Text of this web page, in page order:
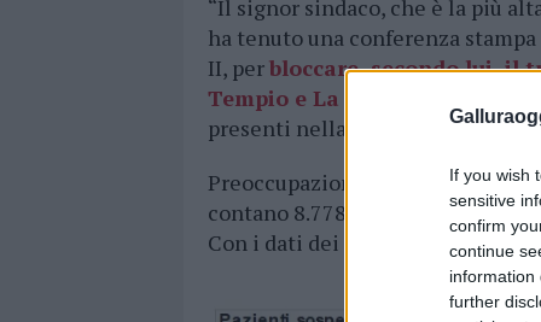
If you wish
sensitive
confirm
continue
information
further
“Il signor sindaco, che è la più
ha tenuto una conferenza
II, perbloccare, secondo lui, il
Tempio e La Maddalena,
presenti nella nostra Assl”,
Preoccupazione nasce anche
contano 8.778 visite prenotate e
Con i dati dei presidi di Tempio